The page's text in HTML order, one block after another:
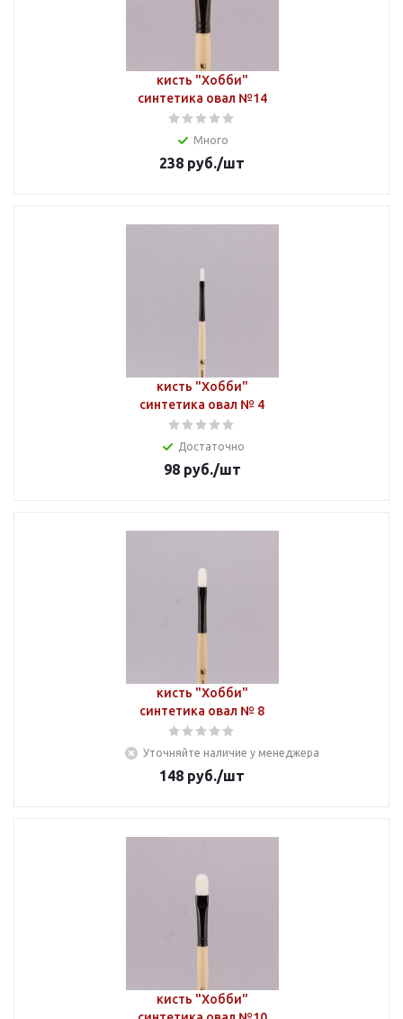
кисть "Хобби"
синтетика овал №14
Много
238 руб./шт
кисть "Хобби"
синтетика овал № 4
Достаточно
98руб./шт
кисть "Хобби"
синтетика овал № 8
Уточняйте наличие у менеджера
148 руб./шт
кисть "Хобби"